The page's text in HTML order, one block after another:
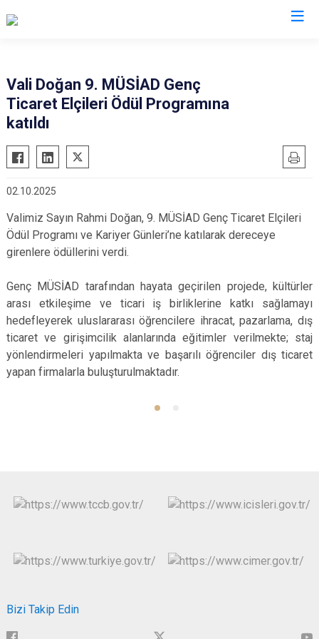
Vali Doğan 9. MÜSİAD Genç
Ticaret Elçileri Ödül Programına
katıldı
02.10.2025
Valimiz Sayın Rahmi Doğan, 9. MÜSİAD Genç Ticaret Elçileri
Ödül Programı ve Kariyer Günleri’ne katılarak dereceye
girenlere ödüllerini verdi.
Genç MÜSİAD tarafından hayata geçirilen projede, kültürler
arası etkileşime ve ticari iş birliklerine katkı sağlamayı
hedefleyerek uluslararası öğrencilere ihracat, pazarlama, dış
ticaret ve girişimcilik alanlarında eğitimler verilmekte; staj
yönlendirmeleri yapılmakta ve başarılı öğrenciler dış ticaret
yapan firmalarla buluşturulmaktadır.
Bizi Takip Edin